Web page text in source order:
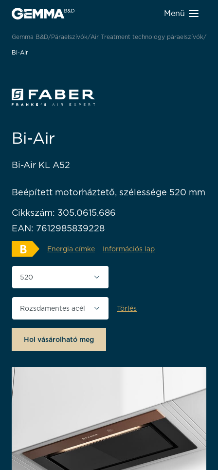
Menü
Gemma B&D Páraelszívók Air Treatment technology páraelszívók
Bi-Air
Bi-Air
Bi-Air KL A52
Beépített motorháztető, szélessége 520 mm
Cikkszám: 305.0615.686
EAN: 7612985839228
Energia címke Információs lap
Termék szélessége (mm)
Végső feldolgozás Törlés
Hol vásárolható meg